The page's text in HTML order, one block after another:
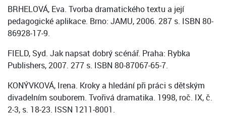
BRHELOVÁ, Eva. Tvorba dramatického textu a její
pedagogické aplikace. Brno: JAMU, 2006. 287 s. ISBN 80-
86928-17-9.
FIELD, Syd. Jak napsat dobrý scénář. Praha: Rybka
Publishers, 2007. 277 s. ISBN 80-87067-65-7.
KONÝVKOVÁ, Irena. Kroky a hledání při práci s dětským
divadelním souborem. Tvořivá dramatika. 1998, roč. IX, č.
2-3, s. 18-23. ISSN 1211-8001.